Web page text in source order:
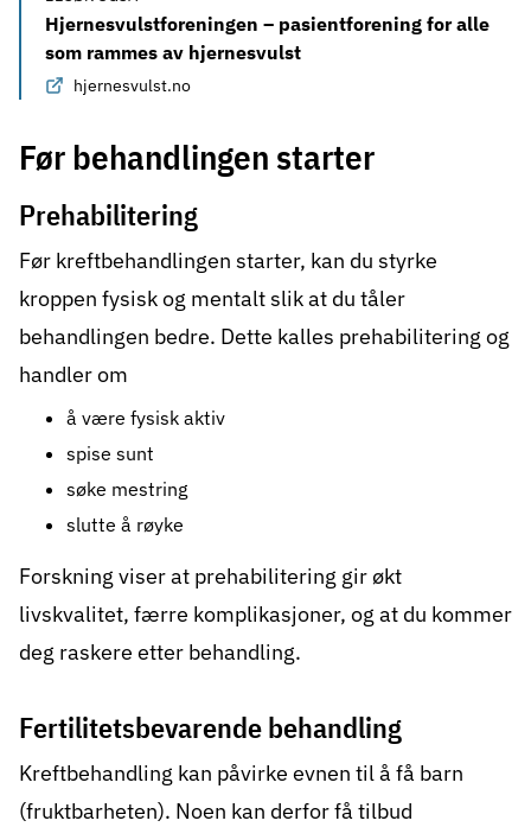
Hjernesvulstforeningen – pasientforening for alle
som rammes av hjernesvulst
hjernesvulst.no
Før behandlingen starter
Prehabilitering
Før kreftbehandlingen starter, kan du styrke
kroppen fysisk og mentalt slik at du tåler
behandlingen bedre. Dette kalles prehabilitering og
handler om
å være fysisk aktiv
spise sunt
søke mestring
slutte å røyke
Forskning viser at prehabilitering gir økt
livskvalitet, færre komplikasjoner, og at du kommer
deg raskere etter behandling.
Fertilitetsbevarende behandling
Kreftbehandling kan påvirke evnen til å få barn
(fruktbarheten). Noen kan derfor få tilbud